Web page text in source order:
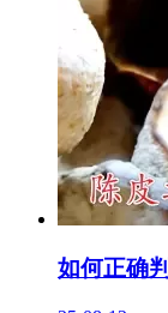
如何正确